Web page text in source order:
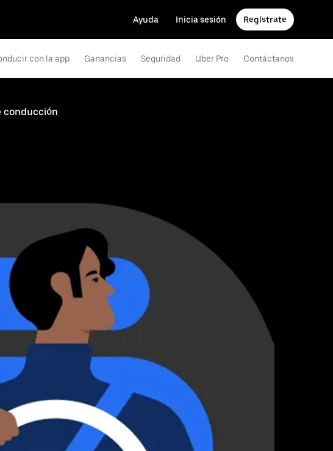
Ayuda Inicia sesión Regístrate
con la app Ganancias Seguridad Uber Pro Contáctanos
conducción